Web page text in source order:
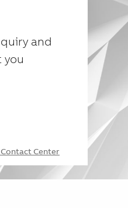
and
you
Contact Center